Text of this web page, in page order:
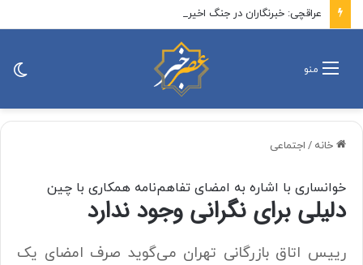
عراقچی: خبرنگاران در جنگ اخیر با شجاعت کنار مردم ماندند
منو
خانه / اجتماعی
خوانساری با اشاره به امضای تفاهم‌نامه همکاری با چین
دلیلی برای نگرانی وجود ندارد
رییس اتاق بازرگانی تهران می‌گوید صرف امضای یک